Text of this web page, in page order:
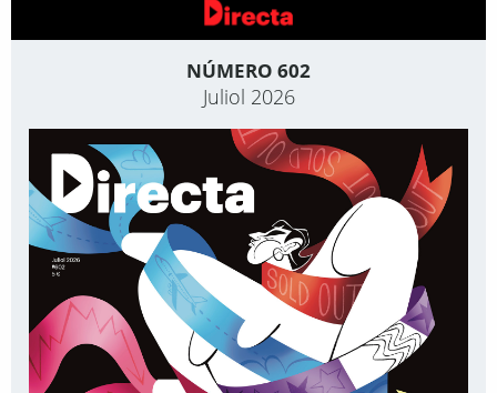
NÚMERO 602
Juliol 2026